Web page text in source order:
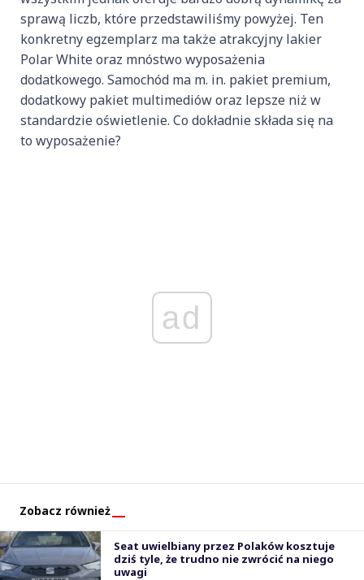
sprawą liczb, które przedstawiliśmy powyżej. Ten
konkretny egzemplarz ma także atrakcyjny lakier
Polar White oraz mnóstwo wyposażenia
dodatkowego. Samochód ma m. in. pakiet premium,
dodatkowy pakiet multimediów oraz lepsze niż w
standardzie oświetlenie. Co dokładnie składa się na
to wyposażenie?
ad
Zobacz również
Seat uwielbiany przez Polaków kosztuje
dziś tyle, że trudno nie zwrócić na niego
uwagi